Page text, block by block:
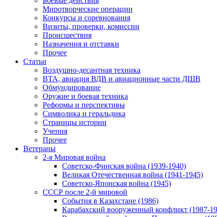
Миротворческие операции
Конкурсы и соревнования
Визиты, проверки, комиссии
Происшествия
Назначения и отставки
Прочее
Статьи
Воздушно-десантная техника
ВТА, авиация ВДВ и авиационные части ДШВ
Обмундирование
Оружие и боевая техника
Реформы и перспективы
Символика и геральдика
Страницы истории
Учения
Прочее
Ветераны
2-я Мировая война
Советско-Финская война (1939-1940)
Великая Отечественная война (1941-1945)
Советско-Японская война (1945)
СССР после 2-й мировой
События в Казахстане (1986)
Карабахский вооруженный конфликт (1987-